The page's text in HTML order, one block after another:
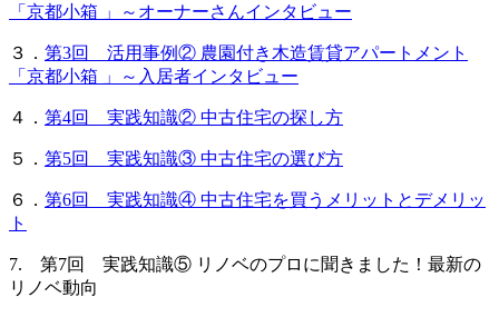
「京都小箱 」～オーナーさんインタビュー
３． 第3回 活用事例② 農園付き木造賃貸アパートメント
「京都小箱 」～入居者インタビュー
４． 第4回 実践知識② 中古住宅の探し方
５． 第5回 実践知識③ 中古住宅の選び方
６． 第6回 実践知識④ 中古住宅を買うメリットとデメリッ
ト
7. 第7回 実践知識⑤ リノベのプロに聞きました！最新の
リノベ動向